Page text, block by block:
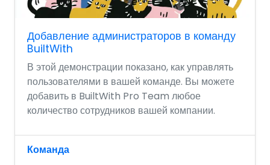
Добавление администраторов в команду
BuiltWith
В этой демонстрации показано, как управлять
пользователями в вашей команде. Вы можете
добавить в BuiltWith Pro Team любое
количество сотрудников вашей компании.
Команда